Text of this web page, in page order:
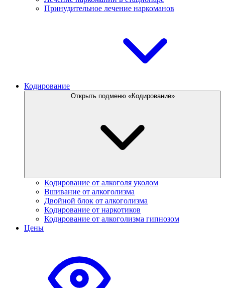
Принудительное лечение наркоманов
Кодирование
Открыть подменю «Кодирование»
Кодирование от алкоголя уколом
Вшивание от алкоголизма
Двойной блок от алкоголизма
Кодирование от наркотиков
Кодирование от алкоголизма гипнозом
Цены